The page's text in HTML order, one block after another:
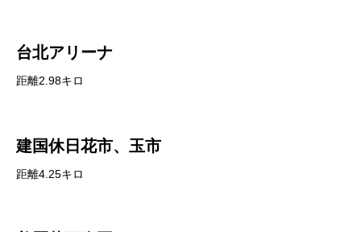
台北アリーナ
距離2.98キロ
建国休日花市、玉市
距離4.25キロ